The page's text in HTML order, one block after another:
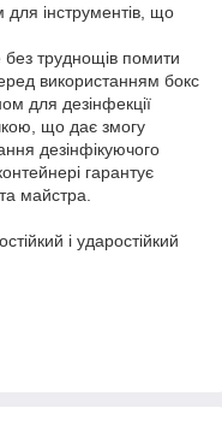
інструментів, що
труднощів помити
використанням бокс
для дезінфекції
що дає змогу
дезінфікуючого
гарантує
майстра.
і ударостійкий